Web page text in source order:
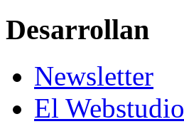
Desarrollan
Newsletter
El Webstudio